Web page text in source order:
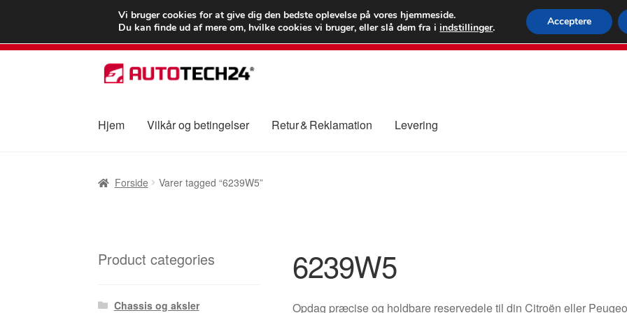
LEVERING fra 55 kr.
FEDEX
80 82
Spring
til
Spring
til
Hjem Vilkår og betingelser Retur & Reklamation Levering
Forside Varer tagged “6239W5”
6239W5
Opdag præcise og holdbare reservedele til din Citroën eller
Product categories
Chassis og aksler
Vi bruger cookies for at give dig den bedste oplevelse på vores hjemmeside.
Du kan finde ud af mere om, hvilke cookies vi bruger, eller slå dem fra iindstillinger. Acceptere